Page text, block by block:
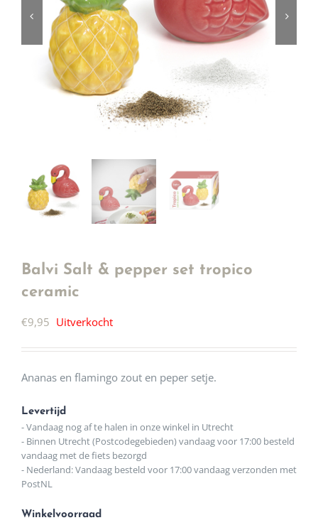
Balvi Salt & pepper set tropico
ceramic
€9,95 Uitverkocht
Ananas en flamingo zout en peper setje.
Levertijd
- Vandaag nog af te halen in onze winkel in Utrecht
- Binnen Utrecht (Postcodegebieden) vandaag voor 17:00 besteld
vandaag met de fiets bezorgd
- Nederland: Vandaag besteld voor 17:00 vandaag verzonden met
PostNL
Winkelvoorraad